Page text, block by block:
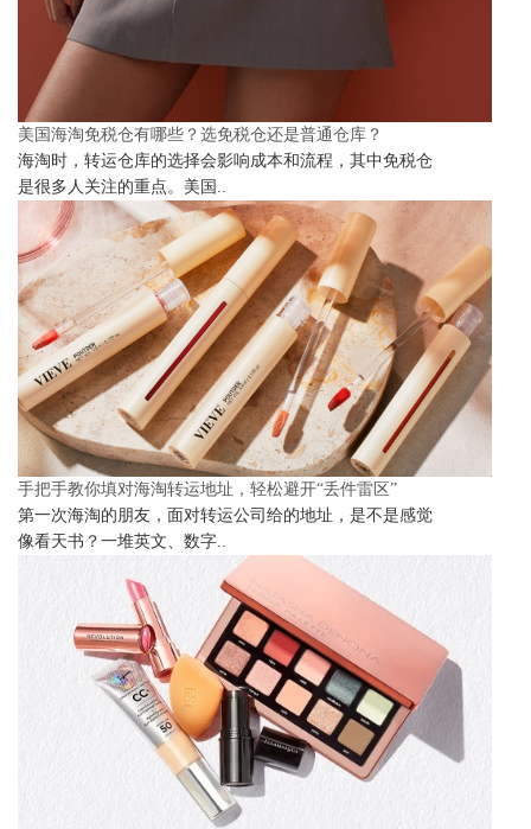
美国海淘免税仓有哪些？选免税仓还是普通仓库？
海淘时，转运仓库的选择会影响成本和流程，其中免税仓
是很多人关注的重点。美国..
手把手教你填对海淘转运地址，轻松避开“丢件雷区”
第一次海淘的朋友，面对转运公司给的地址，是不是感觉
像看天书？一堆英文、数字..